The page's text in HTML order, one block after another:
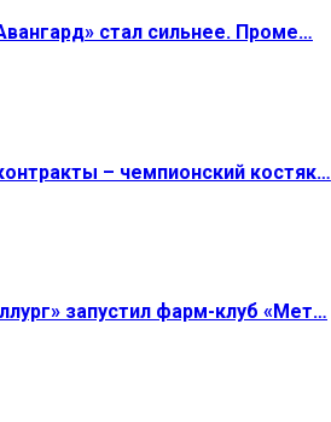
стал сильнее. Проме…
– чемпионский костяк…
запустил фарм-клуб «Мет…